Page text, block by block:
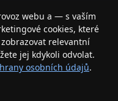
příslušenstvím a
jistotou.
webu a — s vaším
cookies, které
relevantní
jej kdykoli odvolat.
osobních údajů.